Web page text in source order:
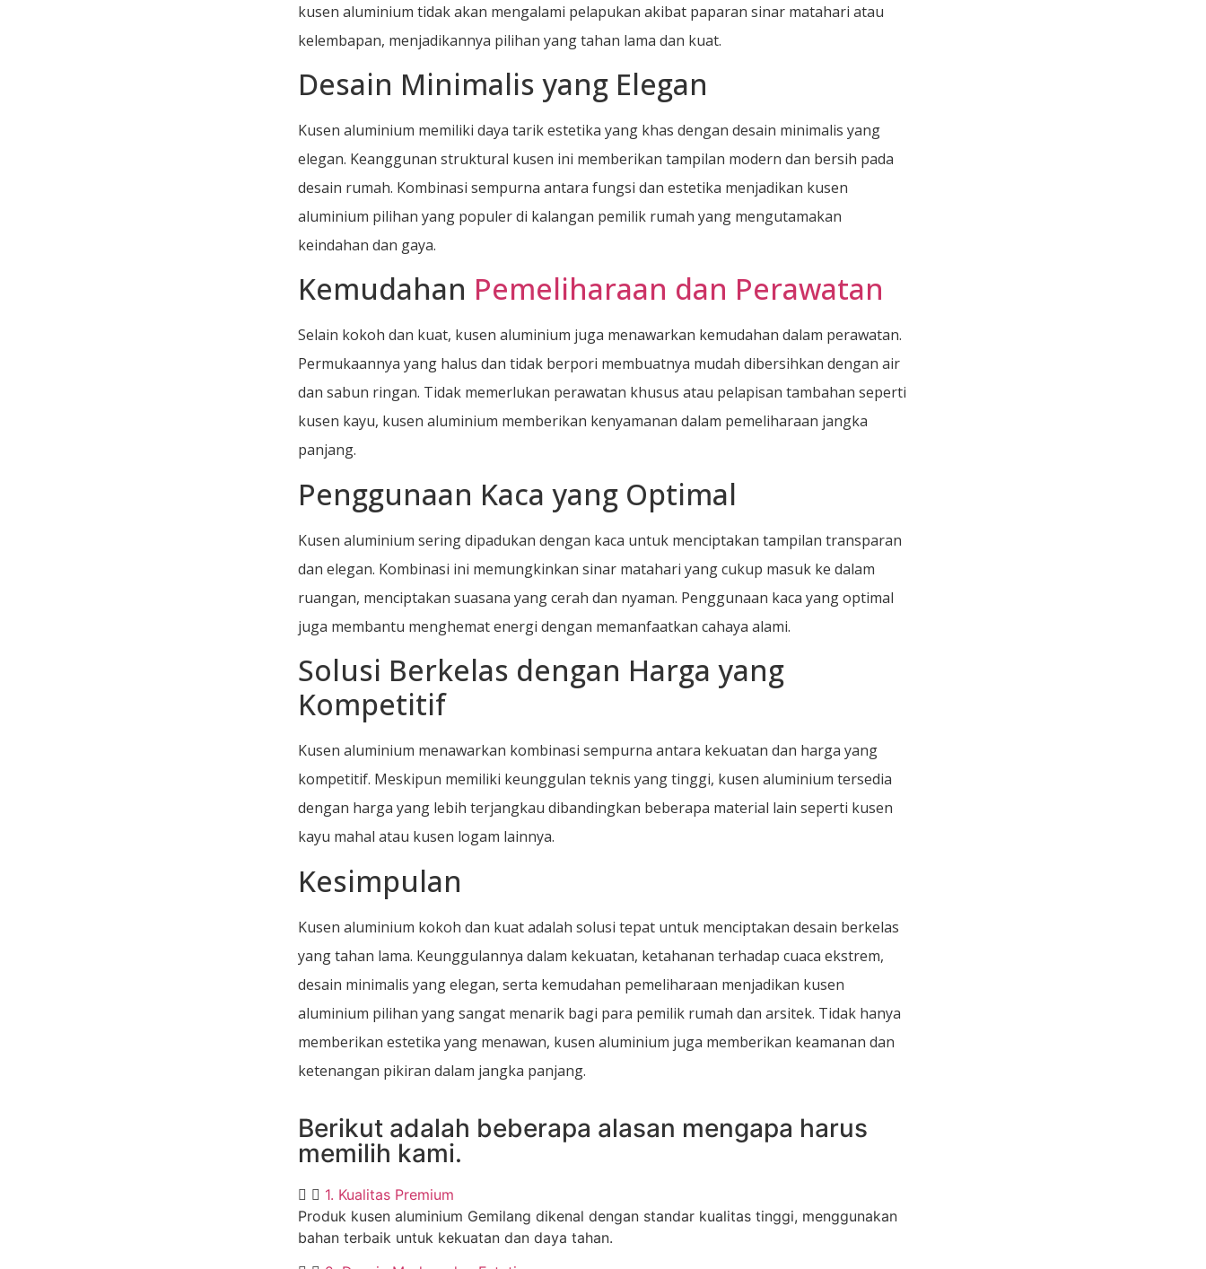
kusen aluminium tidak akan mengalami pelapukan akibat paparan sinar matahari atau
kelembapan, menjadikannya pilihan yang tahan lama dan kuat.
Desain Minimalis yang Elegan
Kusen aluminium memiliki daya tarik estetika yang khas dengan desain minimalis yang
elegan. Keanggunan struktural kusen ini memberikan tampilan modern dan bersih pada
desain rumah. Kombinasi sempurna antara fungsi dan estetika menjadikan kusen
aluminium pilihan yang populer di kalangan pemilik rumah yang mengutamakan
keindahan dan gaya.
Kemudahan Pemeliharaan dan Perawatan
Selain kokoh dan kuat, kusen aluminium juga menawarkan kemudahan dalam perawatan.
Permukaannya yang halus dan tidak berpori membuatnya mudah dibersihkan dengan air
dan sabun ringan. Tidak memerlukan perawatan khusus atau pelapisan tambahan seperti
kusen kayu, kusen aluminium memberikan kenyamanan dalam pemeliharaan jangka
panjang.
Penggunaan Kaca yang Optimal
Kusen aluminium sering dipadukan dengan kaca untuk menciptakan tampilan transparan
dan elegan. Kombinasi ini memungkinkan sinar matahari yang cukup masuk ke dalam
ruangan, menciptakan suasana yang cerah dan nyaman. Penggunaan kaca yang optimal
juga membantu menghemat energi dengan memanfaatkan cahaya alami.
Solusi Berkelas dengan Harga yang
Kompetitif
Kusen aluminium menawarkan kombinasi sempurna antara kekuatan dan harga yang
kompetitif. Meskipun memiliki keunggulan teknis yang tinggi, kusen aluminium tersedia
dengan harga yang lebih terjangkau dibandingkan beberapa material lain seperti kusen
kayu mahal atau kusen logam lainnya.
Kesimpulan
Kusen aluminium kokoh dan kuat adalah solusi tepat untuk menciptakan desain berkelas
yang tahan lama. Keunggulannya dalam kekuatan, ketahanan terhadap cuaca ekstrem,
desain minimalis yang elegan, serta kemudahan pemeliharaan menjadikan kusen
aluminium pilihan yang sangat menarik bagi para pemilik rumah dan arsitek. Tidak hanya
memberikan estetika yang menawan, kusen aluminium juga memberikan keamanan dan
ketenangan pikiran dalam jangka panjang.
Berikut adalah beberapa alasan mengapa harus
memilih kami.
1. Kualitas Premium
Produk kusen aluminium Gemilang dikenal dengan standar kualitas tinggi, menggunakan
bahan terbaik untuk kekuatan dan daya tahan.